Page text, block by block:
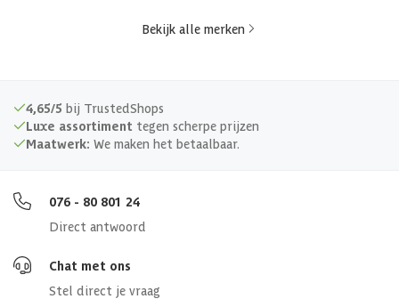
Bekijk alle merken
4,65/5 bij TrustedShops
Luxe assortiment tegen scherpe prijzen
Maatwerk: We maken het betaalbaar.
076 - 80 801 24
Direct antwoord
Chat met ons
Stel direct je vraag